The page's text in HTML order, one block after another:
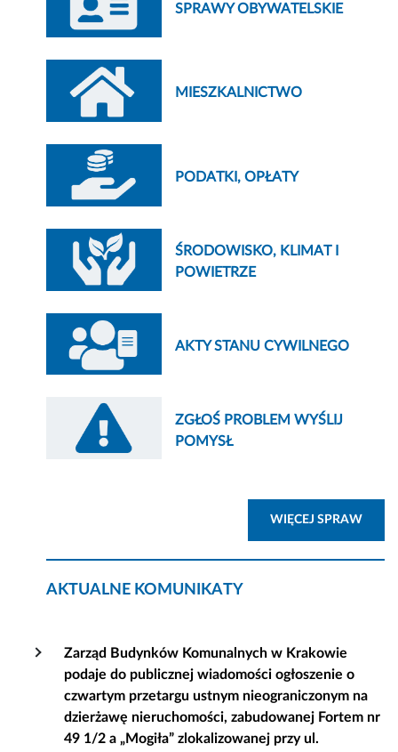
SPRAWY OBYWATELSKIE
AKTY STANU CYWILNEGO
MIESZKALNICTWO
PODATKI, OPŁATY
ŚRODOWISKO, KLIMAT I
POWIETRZE
ZGŁOŚ PROBLEM WYŚLIJ
POMYSŁ
WIĘCEJ SPRAW
AKTUALNE KOMUNIKATY
Zarząd Budynków Komunalnych w Krakowie
podaje do publicznej wiadomości ogłoszenie o
czwartym przetargu ustnym nieograniczonym na
dzierżawę nieruchomości, zabudowanej Fortem nr
49 1/2 a „Mogiła” zlokalizowanej przy ul.